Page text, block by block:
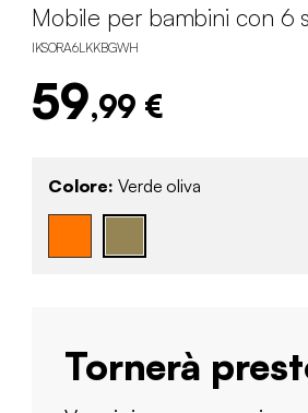
Mobile per bambini con 6
IKSORA6LKKBGWH
59,99 €
Colore: Verde oliva
Tornerà